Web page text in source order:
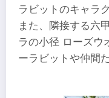
ラビットのキャラ
また、隣接する六
ラの小径 ローズウ
ーラビットや仲間